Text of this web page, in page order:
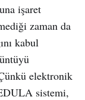
işaret
zaman da
kabul
elektronik
sistemi,